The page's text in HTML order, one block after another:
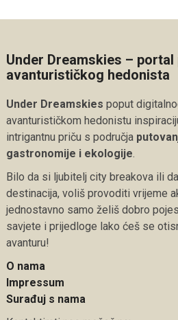
Under Dreamskies – portal
avanturističkog hedonista
Under Dreamskies poput
avanturističkom hedonistu
intrigantnu priču s područja
gastronomije i ekologije.
Bilo da si ljubitelj city breakova ili
destinacija, voliš provoditi vrijeme
jednostavno samo želiš dobro
savjete i prijedloge lako ćeš se
avanturu!
O nama
Impressum
Surađuj s nama